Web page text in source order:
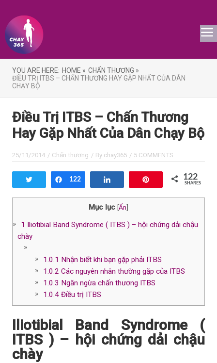
YOU ARE HERE: HOME » CHẤN THƯƠNG »
ĐIỀU TRỊ ITBS – CHẤN THƯƠNG HAY GẶP NHẤT CỦA DÂN
CHẠY BỘ
Điều Trị ITBS – Chấn Thương
Hay Gặp Nhất Của Dân Chạy Bộ
25/11/2014 / Chấn thương / By chay365 / 5 COMMENTS
Tweet Share
122 122
SHARES
Mục lục [Ẩn]
1 Iliotibial Band Syndrome ( ITBS ) – hội chứng dải chậu
chày
1.0.1 Nhận biết khi bạn gặp phải ITBS
1.0.2 Các nguyên nhân thường gặp của ITBS
1.0.3 Ngăn ngừa chấn thương ITBS
1.0.4Điều trị ITBS
Iliotibial Band Syndrome (
ITBS ) – hội chứng dải chậu
chày